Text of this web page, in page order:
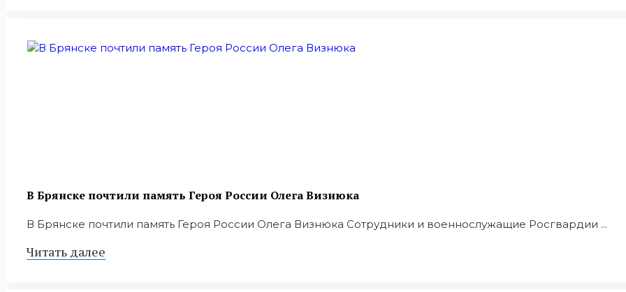
В Брянске почтили память Героя России Олега Визнюка
В Брянске почтили память Героя России Олега Визнюка Сотрудники и военнослужащие Росгвардии ...
Читать далее